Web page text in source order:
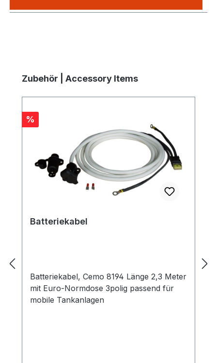
Produktgalerie überspringen
Zubehör | Accessory Items
Rabatt
%
Batteriekabel
Batteriekabel, Cemo 8194 Länge 2,3 Meter
mit Euro-Normdose 3polig passend für
mobile Tankanlagen